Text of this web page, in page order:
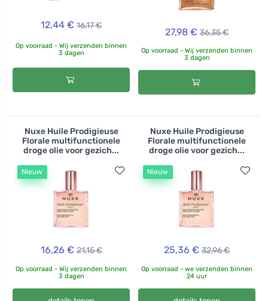
12,44 € 16,17 €
Op voorraad - Wij verzenden binnen
3 dagen
27,98 € 36,35 €
Op voorraad - Wij verzenden binnen
3 dagen
Nuxe Huile Prodigieuse
Florale multifunctionele
droge olie voor gezich...
Nieuw
16,26 € 21,15 €
Op voorraad - Wij verzenden binnen
3 dagen
Nuxe Huile Prodigieuse
Florale multifunctionele
droge olie voor gezich...
Nieuw
25,36 € 32,96 €
Op voorraad - we verzenden binnen
24 uur